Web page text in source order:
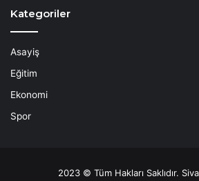
Kategoriler
Asayiş
Eğitim
Ekonomi
Spor
2023 © Tüm Hakları Saklıdır.